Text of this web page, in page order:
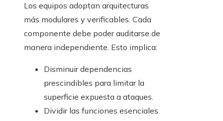
Los equipos adoptan arquitecturas
más modulares y verificables. Cada
componente debe poder auditarse de
manera independiente. Esto implica:
Disminuir dependencias
prescindibles para limitar la
superficie expuesta a ataques.
Dividir las funciones esenciales